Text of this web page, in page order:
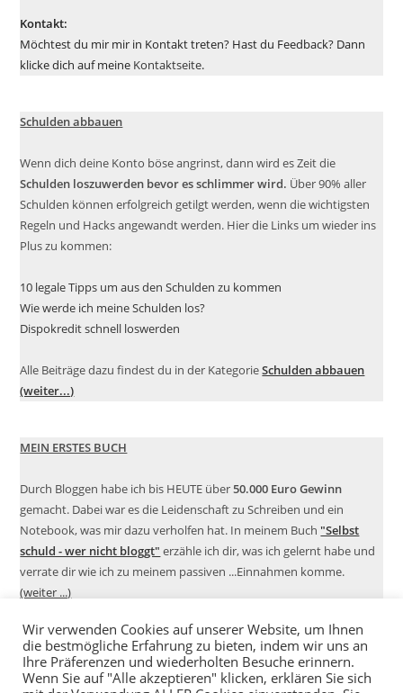
Kontakt:
Möchtest du mir mir in Kontakt treten? Hast du Feedback? Dann
klicke dich auf meine Kontaktseite.
Schulden abbauen
Wenn dich deine Konto böse angrinst, dann wird es Zeit die
Schulden loszuwerden bevor es schlimmer wird. Über 90% aller
Schulden können erfolgreich getilgt werden, wenn die wichtigsten
Regeln und Hacks angewandt werden. Hier die Links um wieder ins
Plus zu kommen:
10 legale Tipps um aus den Schulden zu kommen
Wie werde ich meine Schulden los?
Dispokredit schnell loswerden
Alle Beiträge dazu findest du in der KategorieSchulden abbauen
(weiter...)
MEIN ERSTES BUCH
Durch Bloggen habe ich bis HEUTE über50.000 Euro Gewinn
gemacht. Dabei war es die Leidenschaft zu Schreiben und ein
Notebook, was mir dazu verholfen hat. In meinem Buch "Selbst
schuld - wer nicht bloggt" erzähle ich dir, was ich gelernt habe und
verrate dir wie ich zu meinem passiven ...Einnahmen komme.
(weiter ...)
Wir verwenden Cookies auf unserer Website, um Ihnen
die bestmögliche Erfahrung zu bieten, indem wir uns an
Ihre Präferenzen und wiederholten Besuche erinnern.
Wenn Sie auf "Alle akzeptieren" klicken, erklären Sie sich